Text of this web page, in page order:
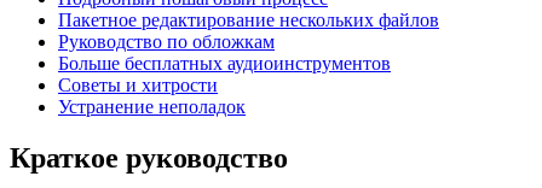
Пакетное редактирование нескольких файлов
Руководство по обложкам
Больше бесплатных аудиоинструментов
Советы и хитрости
Устранение неполадок
Краткое руководство